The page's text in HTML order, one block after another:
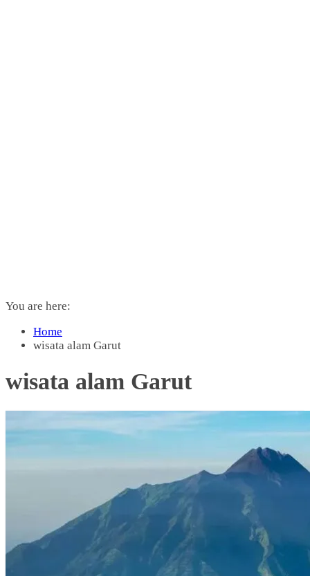
You are here:
Home
wisata alam Garut
wisata alam Garut